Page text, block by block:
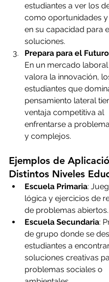
estudiantes a ver los
como oportunidades
en su capacidad para
soluciones.
Prepara para el
En un mercado
valora la innovación,
estudiantes que
pensamiento lateral
ventaja competitiva al
enfrentarse a
y complejos.
Ejemplos de
Distintos Niveles
Escuela Primaria:
lógica y ejercicios de
de problemas abiertos.
Escuela Secundaria:
de grupo donde se
estudiantes a
soluciones creativas
problemas sociales o